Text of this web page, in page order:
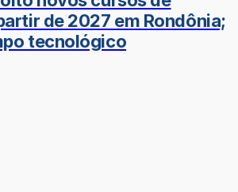
de 2027 em Rondônia;
tecnológico